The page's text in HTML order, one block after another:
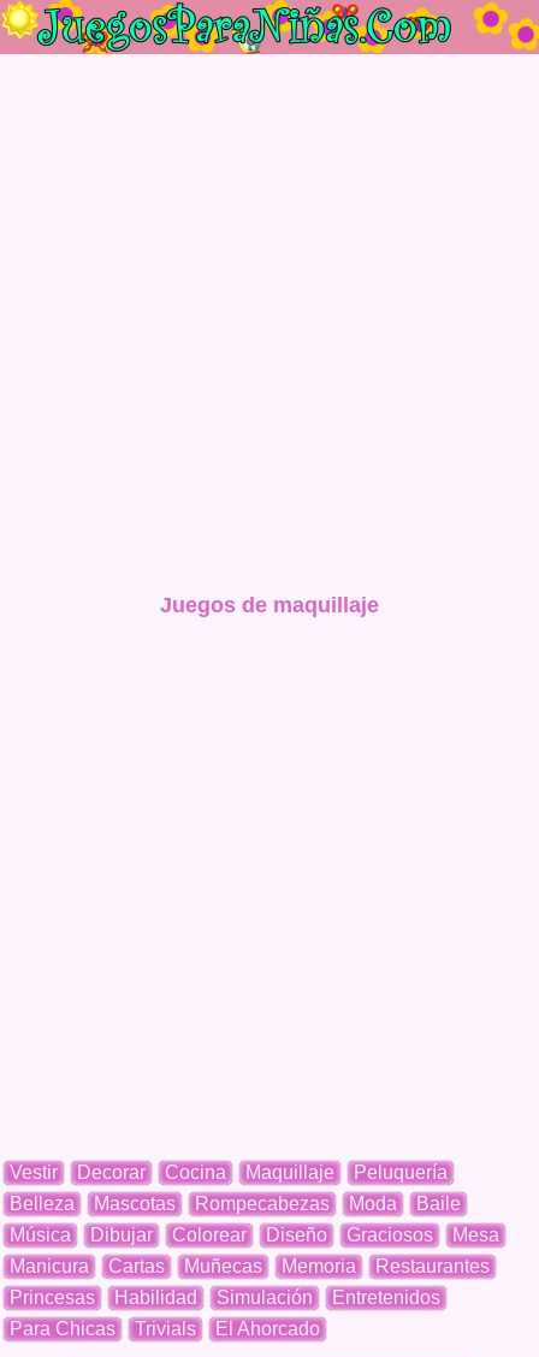
Juegos de maquillaje
Vestir Decorar Cocina Maquillaje
Peluquería
Belleza
Mascotas Rompecabezas Moda
Baile
Música
Dibujar Colorear Diseño Graciosos
Mesa
Manicura
Cartas Muñecas Memoria
Restaurantes
Princesas
Habilidad Simulación
Entretenidos
Para Chicas
Trivials El Ahorcado